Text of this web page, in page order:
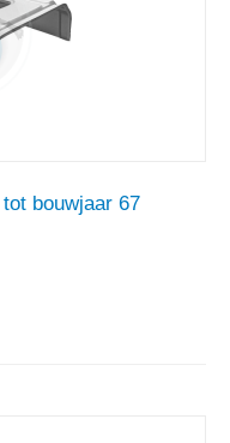
bouwjaar 67